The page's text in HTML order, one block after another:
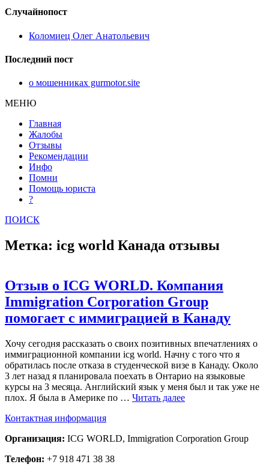
Случайнопост
Коломиец Олег Анатольевич
Последний пост
о мошенниках gurmotor.site
МЕНЮ
Главная
Жалобы
Отзывы
Рекомендации
Инфо
Помни
Помощь юриста
?
ПОИСК
Метка: icg world Канада отзывы
Отзыв о ICG WORLD. Компания
Immigration Corporation Group
помогает с иммиграцией в Канаду
Хочу сегодня рассказать о своих позитивных впечатлениях о
иммиграционной компании icg world. Начну с того что я
обратилась после отказа в студенческой визе в Канаду. Около
3 лет назад я планировала поехать в Онтарио на языковые
курсы на 3 месяца. Английский язык у меня был и так уже не
плох. Я была в Америке по … Читать далее
Контактная информация
Организация: ICG WORLD, Immigration Corporation Group
Телефон: +7 918 471 38 38